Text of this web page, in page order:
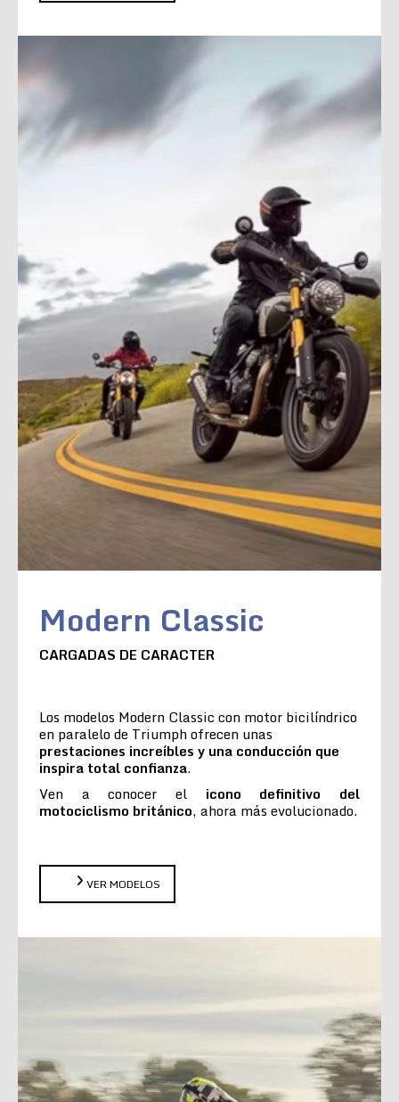
Modern Classic
CARGADAS DE CARACTER
Los modelos Modern Classic con motor bicilíndrico
en paralelo de Triumph ofrecen unas
prestaciones increíbles y una conducción que
inspira total confianza.
Ven a conocer el icono definitivo del
motociclismo británico, ahora más evolucionado.
VER MODELOS